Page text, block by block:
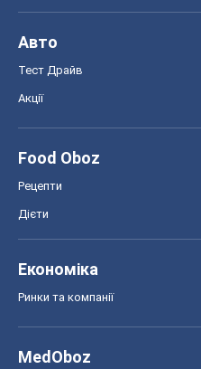
Авто
Тест Драйв
Акції
Food Oboz
Рецепти
Дієти
Економіка
Ринки та компанії
MedOboz